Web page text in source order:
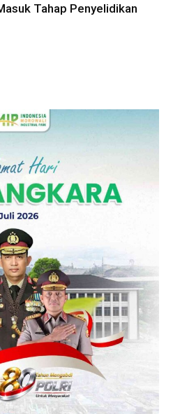
Tahap Penyelidikan